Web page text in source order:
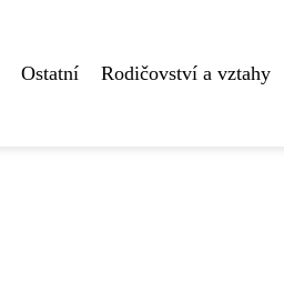
Ostatní Rodičovství a vztahy